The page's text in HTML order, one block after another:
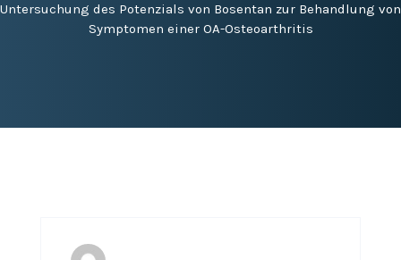
Untersuchung des Potenzials von Bosentan zur Behandlung von
Symptomen einer OA-Osteoarthritis